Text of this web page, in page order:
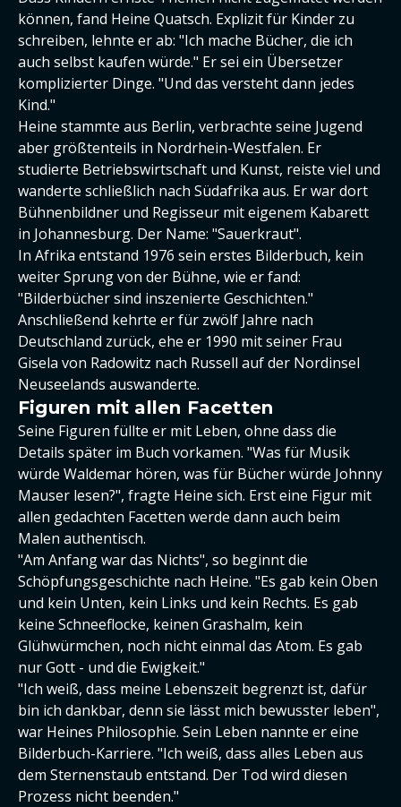
können, fand Heine Quatsch. Explizit für Kinder zu
schreiben, lehnte er ab: "Ich mache Bücher, die ich
auch selbst kaufen würde." Er sei ein Übersetzer
komplizierter Dinge. "Und das versteht dann jedes
Kind."
Heine stammte aus Berlin, verbrachte seine Jugend
aber größtenteils in Nordrhein-Westfalen. Er
studierte Betriebswirtschaft und Kunst, reiste viel und
wanderte schließlich nach Südafrika aus. Er war dort
Bühnenbildner und Regisseur mit eigenem Kabarett
in Johannesburg. Der Name: "Sauerkraut".
In Afrika entstand 1976 sein erstes Bilderbuch, kein
weiter Sprung von der Bühne, wie er fand:
"Bilderbücher sind inszenierte Geschichten."
Anschließend kehrte er für zwölf Jahre nach
Deutschland zurück, ehe er 1990 mit seiner Frau
Gisela von Radowitz nach Russell auf der Nordinsel
Neuseelands auswanderte.
Figuren mit allen Facetten
Seine Figuren füllte er mit Leben, ohne dass die
Details später im Buch vorkamen. "Was für Musik
würde Waldemar hören, was für Bücher würde Johnny
Mauser lesen?", fragte Heine sich. Erst eine Figur mit
allen gedachten Facetten werde dann auch beim
Malen authentisch.
"Am Anfang war das Nichts", so beginnt die
Schöpfungsgeschichte nach Heine. "Es gab kein Oben
und kein Unten, kein Links und kein Rechts. Es gab
keine Schneeflocke, keinen Grashalm, kein
Glühwürmchen, noch nicht einmal das Atom. Es gab
nur Gott - und die Ewigkeit."
"Ich weiß, dass meine Lebenszeit begrenzt ist, dafür
bin ich dankbar, denn sie lässt mich bewusster leben",
war Heines Philosophie. Sein Leben nannte er eine
Bilderbuch-Karriere. "Ich weiß, dass alles Leben aus
dem Sternenstaub entstand. Der Tod wird diesen
Prozess nicht beenden."